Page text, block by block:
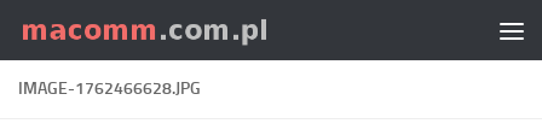
Skip to content
IMAGE-1762466628.JPG